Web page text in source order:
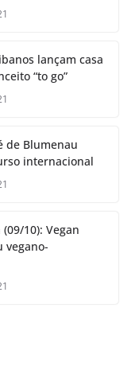
lançam casa
“to go”
de Blumenau
internacional
10): Vegan
vegano-